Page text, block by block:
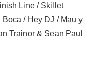
Line / Skillet
/ Hey DJ / Mau y
Trainor & Sean Paul